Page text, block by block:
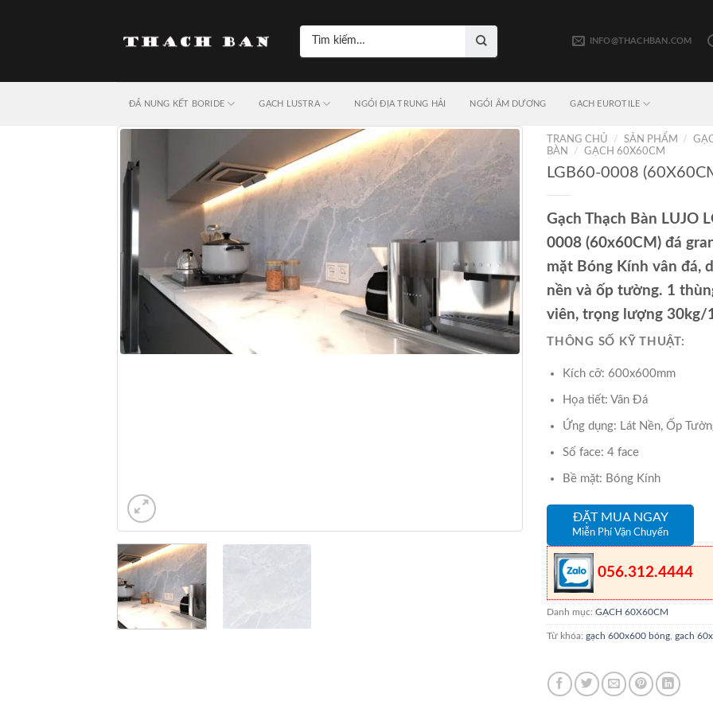
kiếm:
INFO@THACHBAN.COM
ĐÁ NUNG KẾT BORIDE GẠCH LUSTRA NGÓI ĐỊA TRUNG HẢI NGÓI ÂM DƯƠNG GẠCH EUROTILE
TRANG CHỦ / SẢN PHẨM /
BÀN
/ GẠCH 60X60CM
LGB60-0008
Gạch Thạch Bàn LUJO
0008 (60x60CM) đá
mặt Bóng Kính vân đá,
nền và ốp tường. 1
viên, trọng lượng 30kg/
THÔNG SỐ KỸ THUẬT:
Kích cỡ: 600x600mm
Họa tiết: Vân Đá
Ứng dụng: Lát Nền, Ốp
Số face: 4 face
Bề mặt: Bóng Kính
ĐẶT MUA NGAY
Miễn Phí Vận Chuyển
056.312.4444
Danh mục: GẠCH 60X60CM
Từ khóa: gạch 600x600 bóng gach